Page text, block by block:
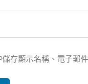
儲存顯示名稱、電子郵